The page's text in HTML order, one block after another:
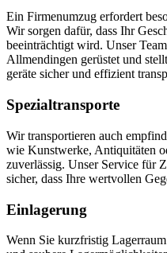
Ein Firmenumzug erfordert
Wir sorgen dafür, dass Ihr
beeinträchtigt wird. Unser
Allmendingen gerüstet und
geräte sicher und effizient
Spezialtransporte
Wir transportieren auch
wie Kunstwerke, Antiquitäten
zuverlässig. Unser Service für
sicher, dass Ihre wertvollen
Einlagerung
Wenn Sie kurzfristig